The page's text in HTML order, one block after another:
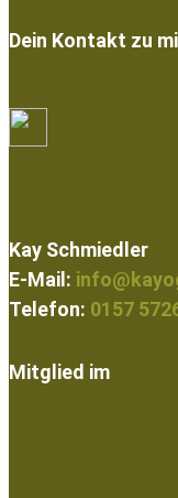
Dein Kontakt zu
Kay Schmiedler
E-Mail:
Telefon: 0157
Mitglied im